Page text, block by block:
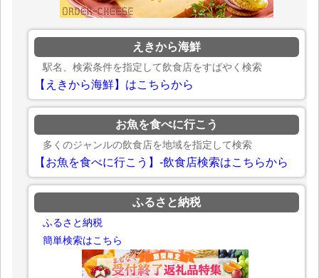
えきから海鮮
駅名、検索条件を指定して飲食店をすばやく検索
【えきから海鮮】はこちらから
お魚を食べに行こう
多くのジャンルの飲食店を地域を指定して検索
【お魚を食べに行こう】-飲食店検索はこちらから
ふるさと納税
ふるさと納税
簡単検索はこちら